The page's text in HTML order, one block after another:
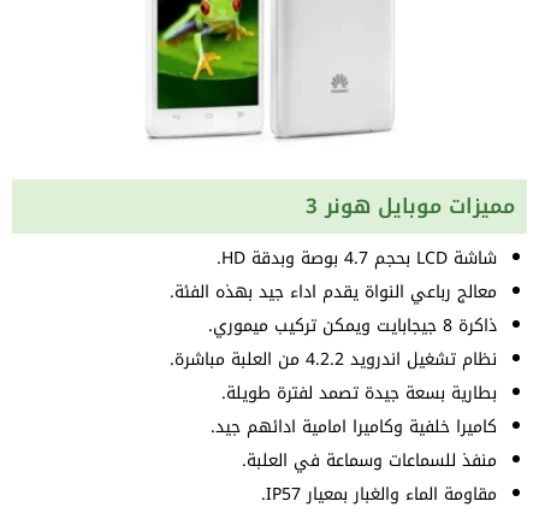
مميزات موبايل هونر 3
شاشة LCD بحجم 4.7 بوصة وبدقة HD.
معالج رباعي النواة يقدم اداء جيد بهذه الفئة.
ذاكرة 8 جيجابايت ويمكن تركيب ميموري.
نظام تشغيل اندرويد 4.2.2 من العلبة مباشرة.
بطارية بسعة جيدة تصمد لفترة طويلة.
كاميرا خلفية وكاميرا امامية ادائهم جيد.
منفذ للسماعات وسماعة في العلبة.
مقاومة الماء والغبار بمعيار IP57.